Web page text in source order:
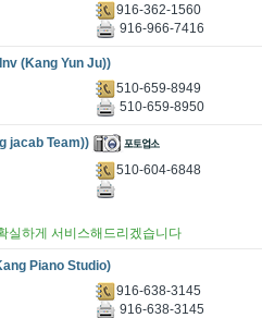
916-362-1560
916-966-7416
(Kang Yun Ju))
510-659-8949
510-659-8950
jacab Team))
510-604-6848
실하게 서비스해드리겠습니다
Piano Studio)
916-638-3145
916-638-3145